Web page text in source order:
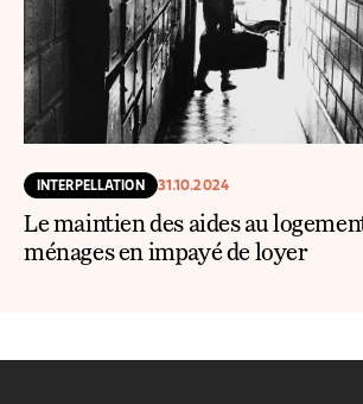
INTERPELLATION 31.10.2024
Le maintien des aides au
ménages en impayé de loyer